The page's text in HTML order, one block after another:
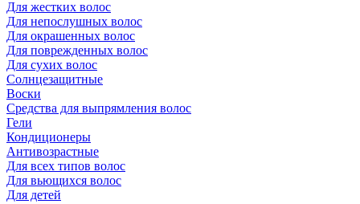
Для жестких волос
Для непослушных волос
Для окрашенных волос
Для поврежденных волос
Для сухих волос
Солнцезащитные
Воски
Средства для выпрямления волос
Гели
Кондиционеры
Антивозрастные
Для всех типов волос
Для вьющихся волос
Для детей